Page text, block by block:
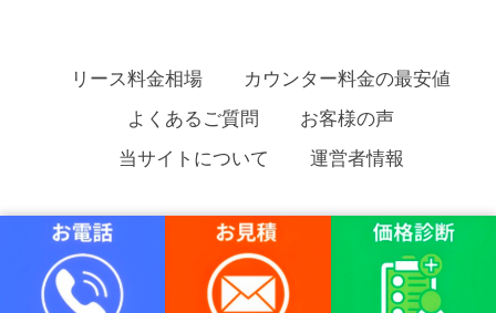
リース料金相場
カウンター料金の最安値
よくあるご質問
お客様の声
当サイトについて
運営者情報
コピー機 価格診断ドットコム Copyright